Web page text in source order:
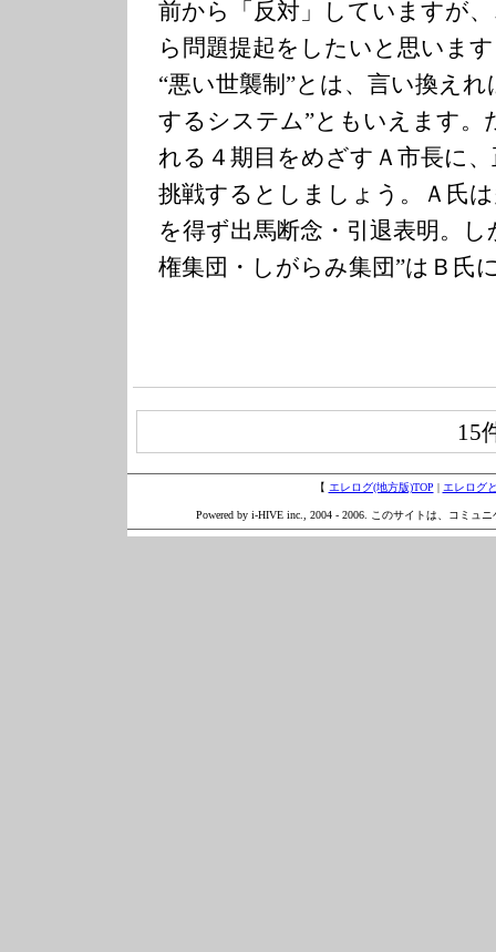
前から「反対」していますが
ら問題提起をしたいと思いま
“悪い世襲制”とは、言い換え
するシステム”ともいえます。
れる４期目をめざすＡ市長に
挑戦するとしましょう。Ａ氏
を得ず出馬断念・引退表明。
権集団・しがらみ集団”はＢ氏
15
【 エレログ(地方版)TOP エレログ
Powered by i-HIVE inc., 2004 - 2006. このサイトは、コミュ